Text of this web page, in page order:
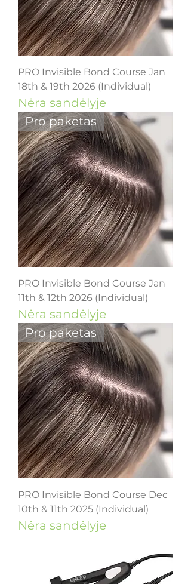
PRO Invisible Bond Course Jan
18th & 19th 2026 (Individual)
Nėra sandėlyje
Pro paketas
PRO Invisible Bond Course Jan
11th & 12th 2026 (Individual)
Nėra sandėlyje
Pro paketas
PRO Invisible Bond Course Dec
10th & 11th 2025 (Individual)
Nėra sandėlyje